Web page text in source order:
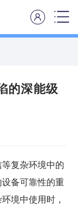
的深能级
复杂环境中的
备可靠性的重
境中使用时，